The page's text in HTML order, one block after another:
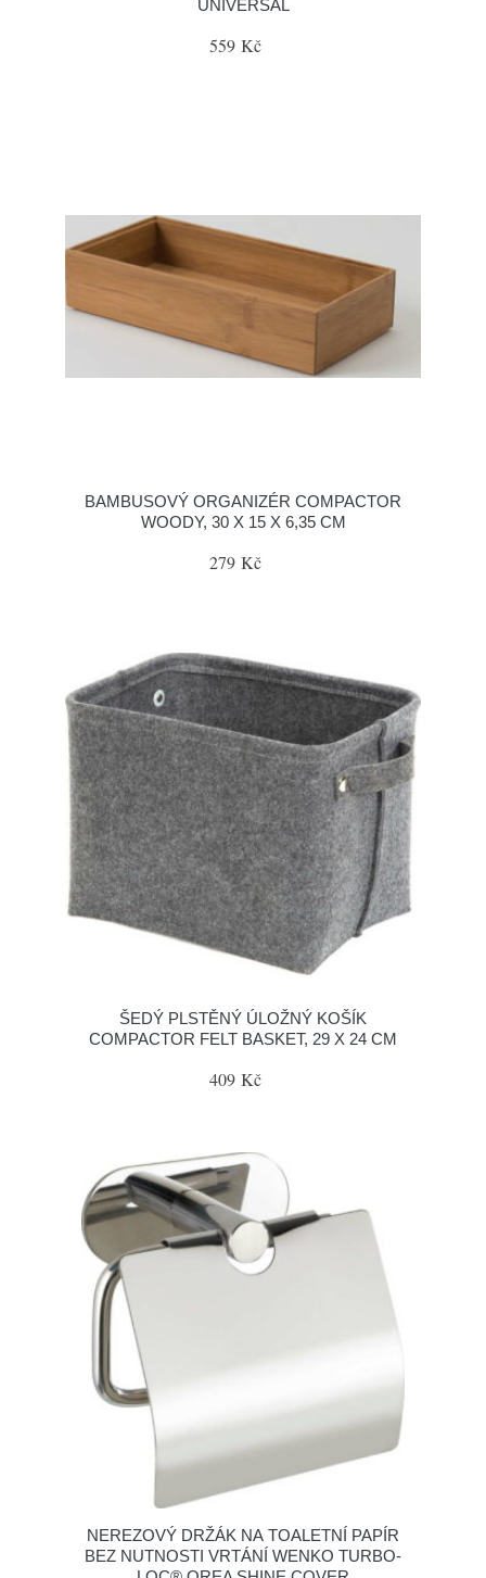
UNIVERSAL
559 Kč
BAMBUSOVÝ ORGANIZÉR COMPACTOR
WOODY, 30 X 15 X 6,35 CM
279 Kč
ŠEDÝ PLSTĚNÝ ÚLOŽNÝ KOŠÍK
COMPACTOR FELT BASKET, 29 X 24 CM
409 Kč
NEREZOVÝ DRŽÁK NA TOALETNÍ PAPÍR
BEZ NUTNOSTI VRTÁNÍ WENKO TURBO-